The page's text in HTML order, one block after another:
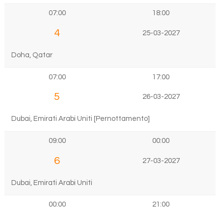
07:00 18:00
4 25-03-2027
Doha, Qatar
07:00 17:00
5 26-03-2027
Dubai, Emirati Arabi Uniti [Pernottamento]
09:00 00:00
6 27-03-2027
Dubai, Emirati Arabi Uniti
00:00 21:00